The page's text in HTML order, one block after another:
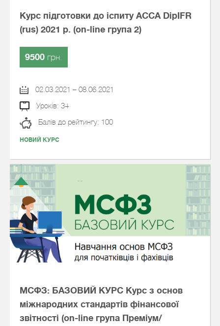
Курс підготовки до іспиту АССА DipIFR
(rus) 2021 р. (on-line група 2)
9500 грн.
02.03.2021 – 08.06.2021
Уроків: 34
Балів до рейтингу: 100
НОВИЙ КУРС
МСФЗ: БАЗОВИЙ КУРС Курс з основ
міжнародних стандартів фінансової
звітності (on-line група Преміум/